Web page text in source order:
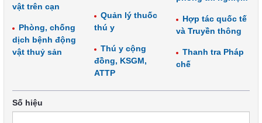
vật trên cạn
Phòng, chống
dịch bệnh động
vật thuỷ sản
Quản lý thuốc
thú y
Thú y cộng
đồng, KSGM,
ATTP
Hợp tác quốc tế
và Truyền thông
Thanh tra Pháp
chế
Số hiệu